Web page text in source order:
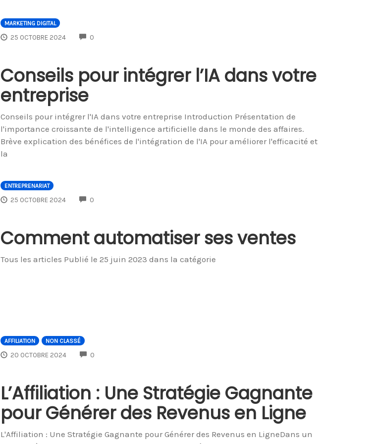
MARKETING DIGITAL
25 OCTOBRE 2024 0
Conseils pour intégrer l’IA dans votre
entreprise
Conseils pour intégrer l'IA dans votre entreprise Introduction Présentation de
l'importance croissante de l'intelligence artificielle dans le monde des affaires.
Brève explication des bénéfices de l'intégration de l'IA pour améliorer l'efficacité et
la
ENTREPRENARIAT
25 OCTOBRE 2024 0
Comment automatiser ses ventes
Tous les articles Publié le 25 juin 2023 dans la catégorie
AFFILIATION NON CLASSÉ
20 OCTOBRE 2024 0
L’Affiliation : Une Stratégie Gagnante
pour Générer des Revenus en Ligne
L'Affiliation : Une Stratégie Gagnante pour Générer des Revenus en LigneDans un